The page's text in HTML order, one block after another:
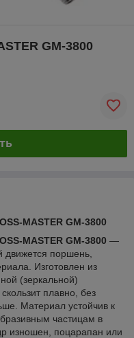
GM-3800
MASTER GM-3800
MASTER GM-3800 —
движется поршень,
Изготовлен из
(зеркальной)
плавно, без
Материал устойчив к
частицам в
изношен, поцарапан или